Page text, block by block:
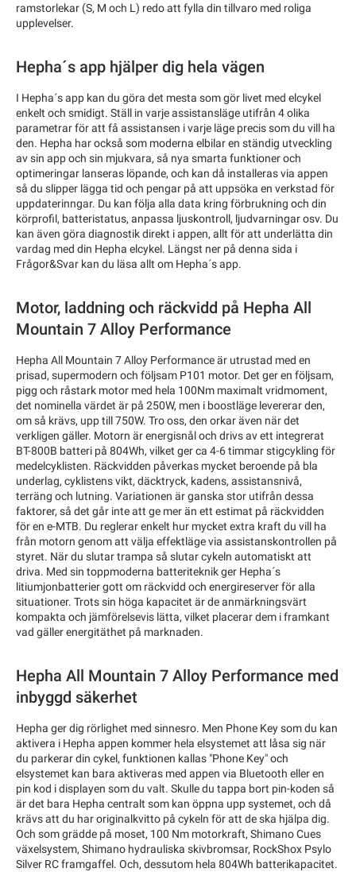
ramstorlekar (S, M och L) redo att fylla din tillvaro med roliga
upplevelser.
Hepha´s app hjälper dig hela vägen
I Hepha´s app kan du göra det mesta som gör livet med elcykel
enkelt och smidigt. Ställ in varje assistansläge utifrån 4 olika
parametrar för att få assistansen i varje läge precis som du vill ha
den. Hepha har också som moderna elbilar en ständig utveckling
av sin app och sin mjukvara, så nya smarta funktioner och
optimeringar lanseras löpande, och kan då installeras via appen
så du slipper lägga tid och pengar på att uppsöka en verkstad för
uppdaterinngar. Du kan följa alla data kring förbrukning och din
körprofil, batteristatus, anpassa ljuskontroll, ljudvarningar osv. Du
kan även göra diagnostik direkt i appen, allt för att underlätta din
vardag med din Hepha elcykel. Längst ner på denna sida i
Frågor&Svar kan du läsa allt om Hepha´s app.
Motor, laddning och räckvidd på Hepha All
Mountain 7 Alloy Performance
Hepha All Mountain 7 Alloy Performance är utrustad med en
prisad, supermodern och följsam P101 motor. Det ger en följsam,
pigg och råstark motor med hela 100Nm maximalt vridmoment,
det nominella värdet är på 250W, men i boostläge levererar den,
om så krävs, upp till 750W. Tro oss, den orkar även när det
verkligen gäller. Motorn är energisnål och drivs av ett integrerat
BT-800B batteri på 804Wh, vilket ger ca 4-6 timmar stigcykling för
medelcyklisten. Räckvidden påverkas mycket beroende på bla
underlag, cyklistens vikt, däcktryck, kadens, assistansnivå,
terräng och lutning. Variationen är ganska stor utifrån dessa
faktorer, så det går inte att ge mer än ett estimat på räckvidden
för en e-MTB. Du reglerar enkelt hur mycket extra kraft du vill ha
från motorn genom att välja effektläge via assistanskontrollen på
styret. När du slutar trampa så slutar cykeln automatiskt att
driva. Med sin toppmoderna batteriteknik ger Hepha´s
litiumjonbatterier gott om räckvidd och energireserver för alla
situationer. Trots sin höga kapacitet är de anmärkningsvärt
kompakta och jämförelsevis lätta, vilket placerar dem i framkant
vad gäller energitäthet på marknaden.
Hepha All Mountain 7 Alloy Performance med
inbyggd säkerhet
Hepha ger dig rörlighet med sinnesro. Men Phone Key som du kan
aktivera i Hepha appen kommer hela elsystemet att låsa sig när
du parkerar din cykel, funktionen kallas "Phone Key" och
elsystemet kan bara aktiveras med appen via Bluetooth eller en
pin kod i displayen som du valt. Skulle du tappa bort pin-koden så
är det bara Hepha centralt som kan öppna upp systemet, och då
krävs att du har originalkvitto på cykeln för att de ska hjälpa dig.
Och som grädde på moset, 100 Nm motorkraft, Shimano Cues
växelsystem, Shimano hydrauliska skivbromsar, RockShox Psylo
Silver RC framgaffel. Och, dessutom hela 804Wh batterikapacitet.